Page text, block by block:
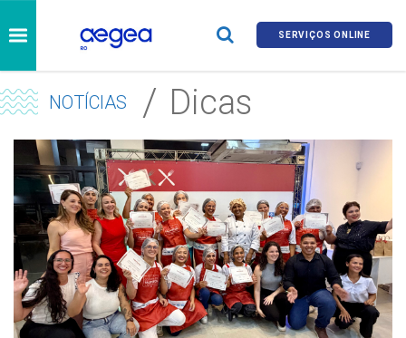
SERVIÇOS ONLINE
NOTÍCIAS Dicas